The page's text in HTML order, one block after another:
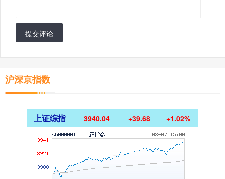
提交评论
沪深京指数
上证综指 3940.04 +39.68 +1.02%